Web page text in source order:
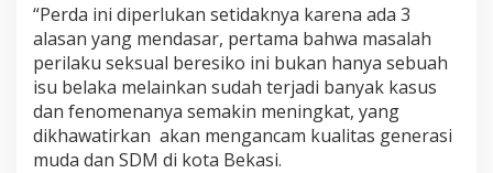
“Perda ini diperlukan setidaknya karena ada 3
alasan yang mendasar, pertama bahwa masalah
perilaku seksual beresiko ini bukan hanya sebuah
isu belaka melainkan sudah terjadi banyak kasus
dan fenomenanya semakin meningkat, yang
dikhawatirkan akan mengancam kualitas generasi
muda dan SDM di kota Bekasi.